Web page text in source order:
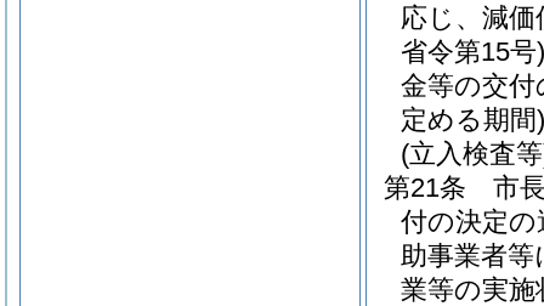
応じ、減
省令第15号)
金等の交
定める期間)
(立入検査
第21条
市
付の決定
助事業者
業等の実